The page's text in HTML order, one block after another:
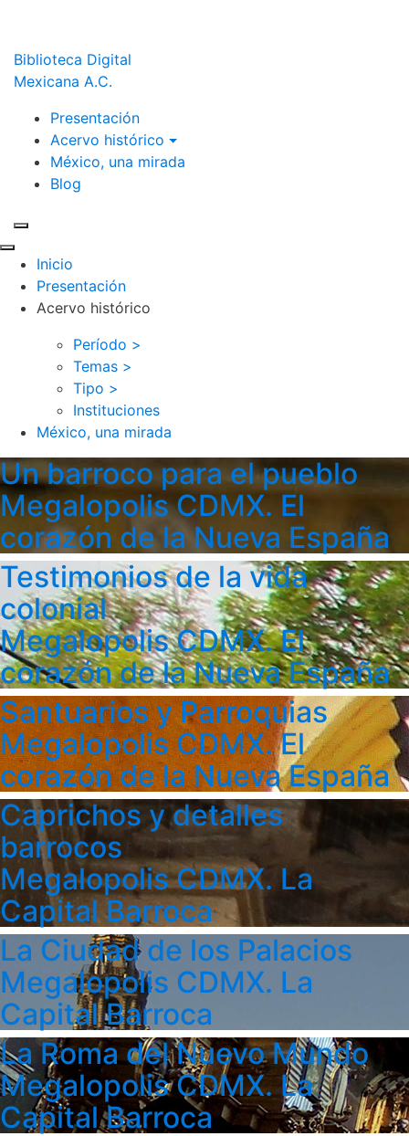
Biblioteca Digital
Mexicana A.C.
Presentación
Acervo histórico
México, una mirada
Blog
Inicio
Presentación
Acervo histórico
Período >
Temas >
Tipo >
Instituciones
México, una mirada
Un barroco para el pueblo
Megalopolis CDMX. El
corazón de la Nueva España
Testimonios de la vida
colonial
Megalopolis CDMX. El
corazón de la Nueva España
Santuarios y Parroquias
Megalopolis CDMX. El
corazón de la Nueva España
Caprichos y detalles
barrocos
Megalopolis CDMX. La
Capital Barroca
La Ciudad de los Palacios
Megalopolis CDMX. La
Capital Barroca
La Roma del Nuevo Mundo
Megalopolis CDMX. La
Capital Barroca